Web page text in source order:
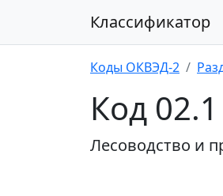
Классификатор
Коды ОКВЭД-2
Код
Лесоводство и